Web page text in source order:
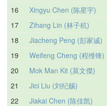
16
Xingyu Chen (陈星宇)
17
Zihang Lin (林子杭)
18
Jiacheng Peng (彭家诚)
19
Weifeng Cheng (程维锋)
20
Mok Man Kit (莫文傑)
21
Jici Liu (刘纪赐)
22
Jiakai Chen (陈佳凯)